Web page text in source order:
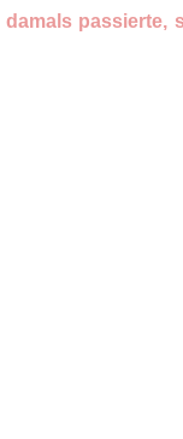
passierte,